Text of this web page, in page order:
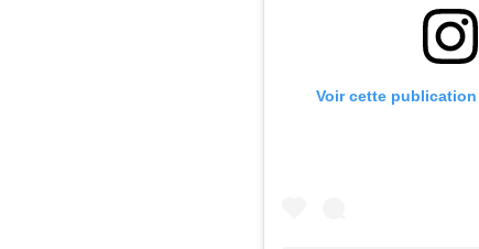
Voir cette